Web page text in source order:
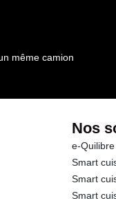
même camion
Nos
e-Quilibre
Smart
Smart
Smart